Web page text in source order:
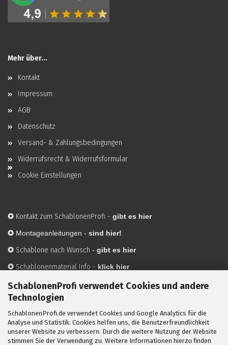
SchablonenProfi verwendet Cookies und andere
Technologien
SchablonenProfi.de verwendet Cookies und Google Analytics für die
Analyse und Statistik. Cookies helfen uns, die Benutzerfreundlichkeit
unserer Website zu verbessern. Durch die weitere Nutzung der Website
stimmen Sie der Verwendung zu. Weitere Informationen hierzu finden
Mehr über...
Kontakt
Impressum
AGB
Datenschutz
Versand- & Zahlungsbedingungen
Widerrufsrecht & Widerrufsformular
Cookie Einstellungen
✪ Kontakt zum SchablonenProfi - gibt es hier
✪ Montageanleitungen - sind hier!
✪ Schablone nach Wunsch - gibt es hier
✪ Schablonenmaterial Info - klick hier
✪Hersteller-hier mehr Infos
Mit ✪ gekennzeichnete Bilder sind KI-generierte
Anwendungsbeispiele zur Visualisierung der Motive.